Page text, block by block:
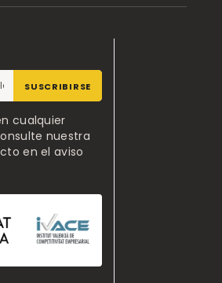
SUSCRIBIRSE
cualquier
nuestra
en el aviso